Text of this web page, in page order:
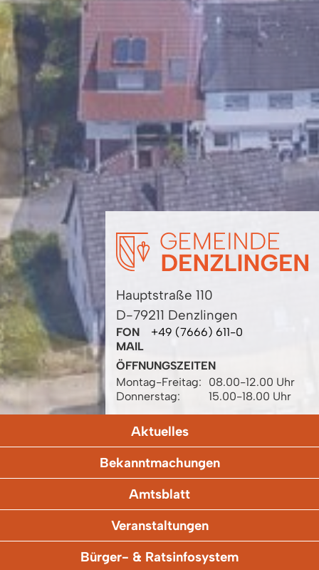
Hauptstraße 110
D-79211 Denzlingen
FON
+49 (7666) 611-0
MAIL
ÖFFNUNGSZEITEN
Montag-Freitag:
08.00-12.00 Uhr
Donnerstag:
15.00-18.00 Uhr
Aktuelles
Bekanntmachungen
Amtsblatt
Veranstaltungen
Bürger- & Ratsinfosystem